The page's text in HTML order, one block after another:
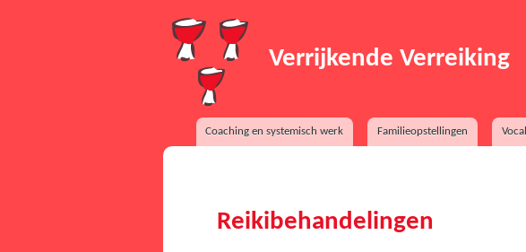
Verrijkende Verreiking
Coaching en systemisch werk Familieopstellingen
Reikibehandelingen